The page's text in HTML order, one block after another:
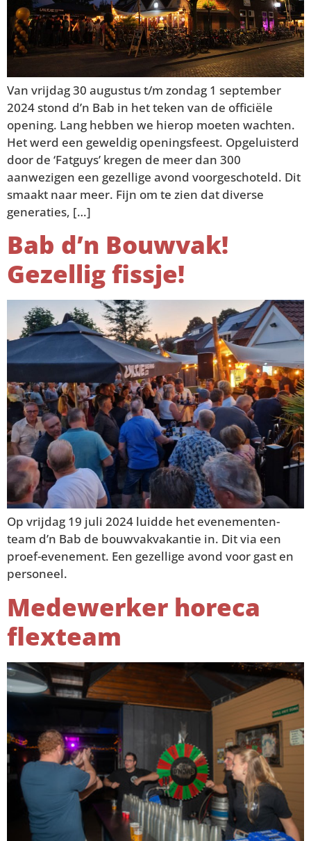
Van vrijdag 30 augustus t/m zondag 1 september
2024 stond d’n Bab in het teken van de officiële
opening. Lang hebben we hierop moeten wachten.
Het werd een geweldig openingsfeest. Opgeluisterd
door de ‘Fatguys’ kregen de meer dan 300
aanwezigen een gezellige avond voorgeschoteld. Dit
smaakt naar meer. Fijn om te zien dat diverse
generaties, […]
Bab d’n Bouwvak!
Gezellig fissje!
Op vrijdag 19 juli 2024 luidde het evenementen-
team d’n Bab de bouwvakvakantie in. Dit via een
proef-evenement. Een gezellige avond voor gast en
personeel.
Medewerker horeca
flexteam